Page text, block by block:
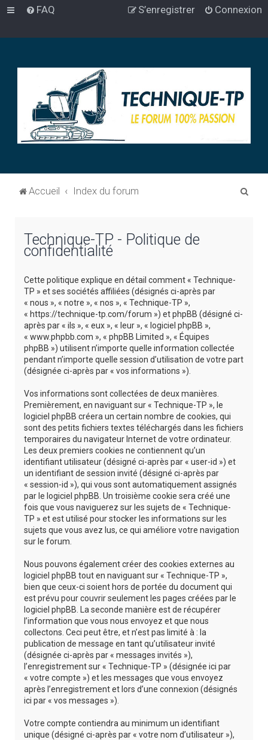
FAQ Connexion
S’enregistrer
Accueil Index du forum
Technique-TP - Politique de
confidentialité
Cette politique explique en détail comment « Technique-
TP » et ses sociétés affiliées (désignés ci-après par
« nous », « notre », « nos », « Technique-TP »,
« https://technique-tp.com/forum ») et phpBB (désigné ci-
après par « ils », « eux », « leur », « logiciel phpBB »,
« www.phpbb.com », « phpBB Limited », « Équipes
phpBB ») utilisent n’importe quelle information collectée
pendant n’importe quelle session d’utilisation de votre part
(désignée ci-après par « vos informations »).
Vos informations sont collectées de deux manières.
Premièrement, en naviguant sur « Technique-TP », le
logiciel phpBB créera un certain nombre de cookies, qui
sont des petits fichiers textes téléchargés dans les fichiers
temporaires du navigateur Internet de votre ordinateur.
Les deux premiers cookies ne contiennent qu’un
identifiant utilisateur (désigné ci-après par « user-id ») et
un identifiant de session invité (désigné ci-après par
« session-id »), qui vous sont automatiquement assignés
par le logiciel phpBB. Un troisième cookie sera créé une
fois que vous naviguerez sur les sujets de « Technique-
TP » et est utilisé pour stocker les informations sur les
sujets que vous avez lus, ce qui améliore votre navigation
sur le forum.
Nous pouvons également créer des cookies externes au
logiciel phpBB tout en naviguant sur « Technique-TP »,
bien que ceux-ci soient hors de portée du document qui
est prévu pour couvrir seulement les pages créées par le
logiciel phpBB. La seconde manière est de récupérer
l’information que vous nous envoyez et que nous
collectons. Ceci peut être, et n’est pas limité à : la
publication de message en tant qu’utilisateur invité
(désignée ci-après par « messages invités »),
l’enregistrement sur « Technique-TP » (désignée ici par
« votre compte ») et les messages que vous envoyez
après l’enregistrement et lors d’une connexion (désignés
ici par « vos messages »).
Votre compte contiendra au minimum un identifiant
unique (désigné ci-après par « votre nom d’utilisateur »),